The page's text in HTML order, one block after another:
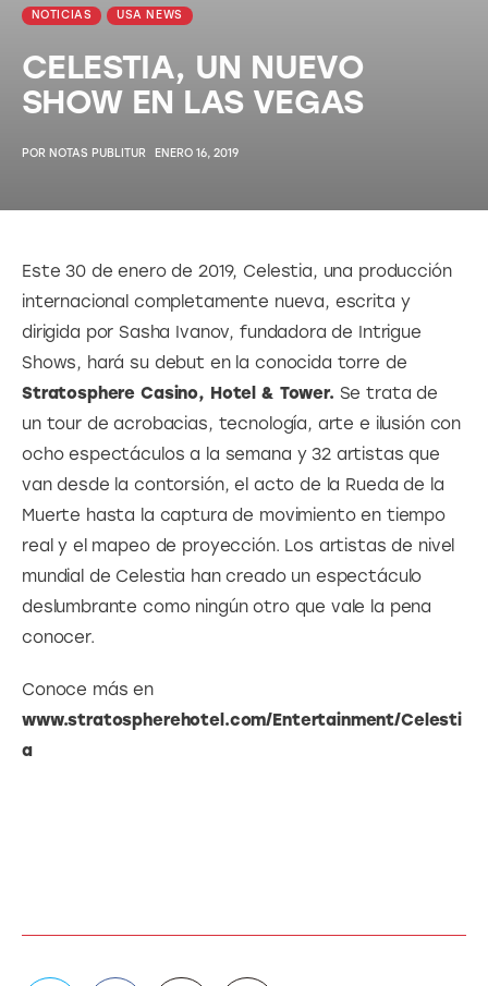
NOTICIAS USA NEWS
CELESTIA, UN NUEVO
SHOW EN LAS VEGAS
POR NOTAS PUBLITUR ENERO 16, 2019
Este 30 de enero de 2019, Celestia, una producción
internacional completamente nueva, escrita y
dirigida por Sasha Ivanov, fundadora de Intrigue
Shows, hará su debut en la conocida torre de
Stratosphere Casino, Hotel & Tower. Se trata de
un tour de acrobacias, tecnología, arte e ilusión con
ocho espectáculos a la semana y 32 artistas que
van desde la contorsión, el acto de la Rueda de la
Muerte hasta la captura de movimiento en tiempo
real y el mapeo de proyección. Los artistas de nivel
mundial de Celestia han creado un espectáculo
deslumbrante como ningún otro que vale la pena
conocer.
Conoce más en
www.stratospherehotel.com/Entertainment/Celesti
a